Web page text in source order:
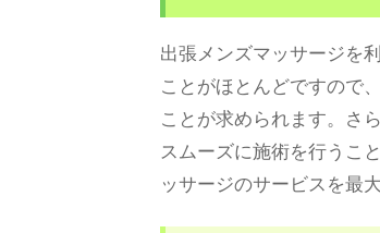
出張メンズマッサージを
ことがほとんどですので
ことが求められます。さ
スムーズに施術を行うこ
ッサージのサービスを最